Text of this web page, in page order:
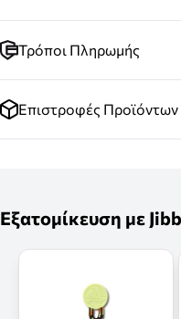
Τρόποι Πληρωμής
Επιστροφές Προϊόντων
Εξατομίκευση με